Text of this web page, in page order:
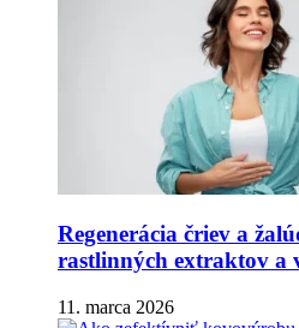
Regenerácia čriev a
rastlinných extraktov a
11. marca 2026